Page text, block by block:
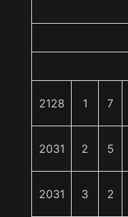
2128 1 7
2031 2 5
2031 3 2